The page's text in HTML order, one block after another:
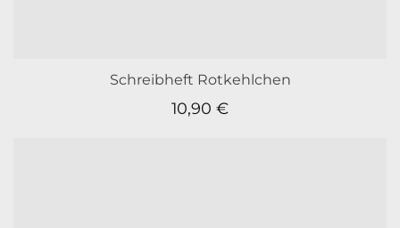
Schreibheft Rotkehlchen
10,90 €